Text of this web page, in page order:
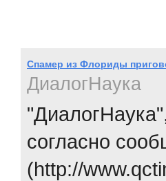
Спамер из Флориды
ДиалогНаука
согласно
(http://